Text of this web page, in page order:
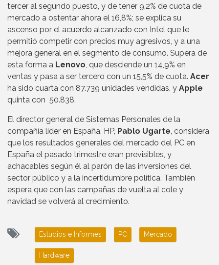
tercer al segundo puesto, y de tener 9,2% de cuota de
mercado a ostentar ahora el 16,8%; se explica su
ascenso por el acuerdo alcanzado con Intel que le
permitió competir con precios muy agresivos, y a una
mejora general en el segmento de consumo. Supera de
esta forma a Lenovo, que desciende un 14,9% en
ventas y pasa a ser tercero con un 15,5% de cuota. Acer
ha sido cuarta con 87.739 unidades vendidas, y Apple
quinta con 50.838.
El director general de Sistemas Personales de la
compañía líder en España, HP, Pablo Ugarte, considera
que los resultados generales del mercado del PC en
España el pasado trimestre eran previsibles, y
achacables según él al parón de las inversiones del
sector público y a la incertidumbre política. También
espera que con las campañas de vuelta al cole y
navidad se volverá al crecimiento.
Estudios e Informes PC Mercado
Hardware